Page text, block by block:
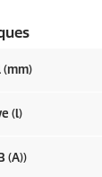
(mm)
(l)
(A))